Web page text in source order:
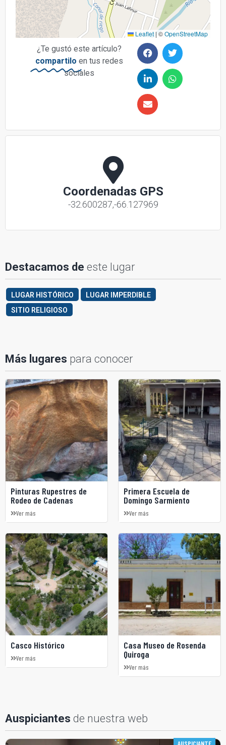
Leaflet | ©OpenStreetMap
¿Te gustó este artículo?
compartilo en tus redes
sociales
Coordenadas GPS
-32.600287,-66.127969
Destacamos de este lugar
LUGAR HISTÓRICO
LUGAR IMPERDIBLE
SITIO RELIGIOSO
Más lugares para conocer
Pinturas Rupestres de
Rodeo de Cadenas
Ver más
Primera Escuela de
Domingo Sarmiento
Ver más
Casco Histórico
Ver más
Casa Museo de Rosenda
Quiroga
Ver más
Auspiciantes de nuestra web
AUSPICIANTE